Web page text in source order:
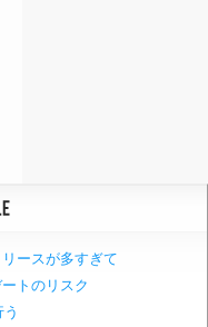
ースが多すぎて
トのリスク